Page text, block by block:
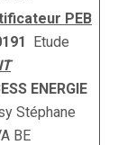
PEB
Etude
ENERGIE
Stéphane
BE